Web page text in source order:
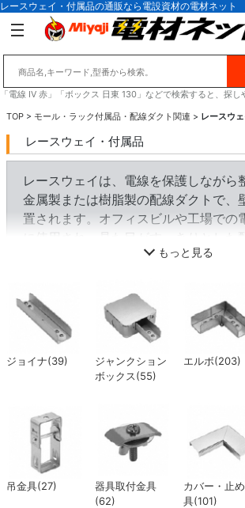
レースウェイ・付属品の通販なら電設資材の電材ネット
「電線 IV 赤」「ボックス 日東 130」などで検索すると、探し
TOP > モール・ラック付属品・配線ダクト関連 > レースウ
レースウェイ・付属品
レースウェイは、電線を保護しながら
金属製または樹脂製の配線ダクトで、
置されます。オフィスビルや工場での
に使用され、見た目がすっきりとした
もっと見る
ジョイナ(39)
ジャンクション
ボックス(55)
エルボ(203)
吊金具(27)
器具取付金具
(62)
カバー・止
具(101)